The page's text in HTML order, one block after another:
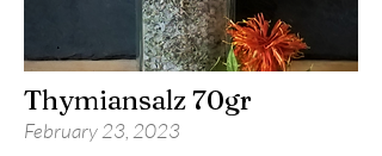
Thymiansalz 70gr
February 23, 2023